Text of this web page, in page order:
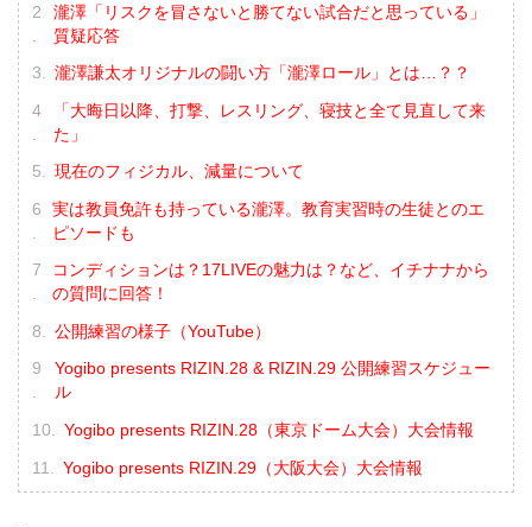
瀧澤「リスクを冒さないと勝てない試合だと思っている」
質疑応答
瀧澤謙太オリジナルの闘い方「瀧澤ロール」とは…？？
「大晦日以降、打撃、レスリング、寝技と全て見直して来
た」
現在のフィジカル、減量について
実は教員免許も持っている瀧澤。教育実習時の生徒とのエ
ピソードも
コンディションは？17LIVEの魅力は？など、イチナナから
の質問に回答！
公開練習の様子（YouTube）
Yogibo presents RIZIN.28 & RIZIN.29 公開練習スケジュー
ル
Yogibo presents RIZIN.28（東京ドーム大会）大会情報
Yogibo presents RIZIN.29（大阪大会）大会情報